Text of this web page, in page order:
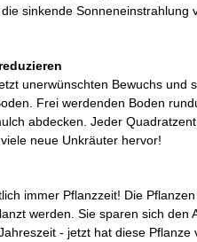
sinkende Sonneneinstrahlung
unerwünschten Bewuchs und
Frei werdenden Boden
abdecken. Jeder
neue Unkräuter hervor!
immer Pflanzzeit! Die
werden. Sie sparen sich den
- jetzt hat diese Pflanze